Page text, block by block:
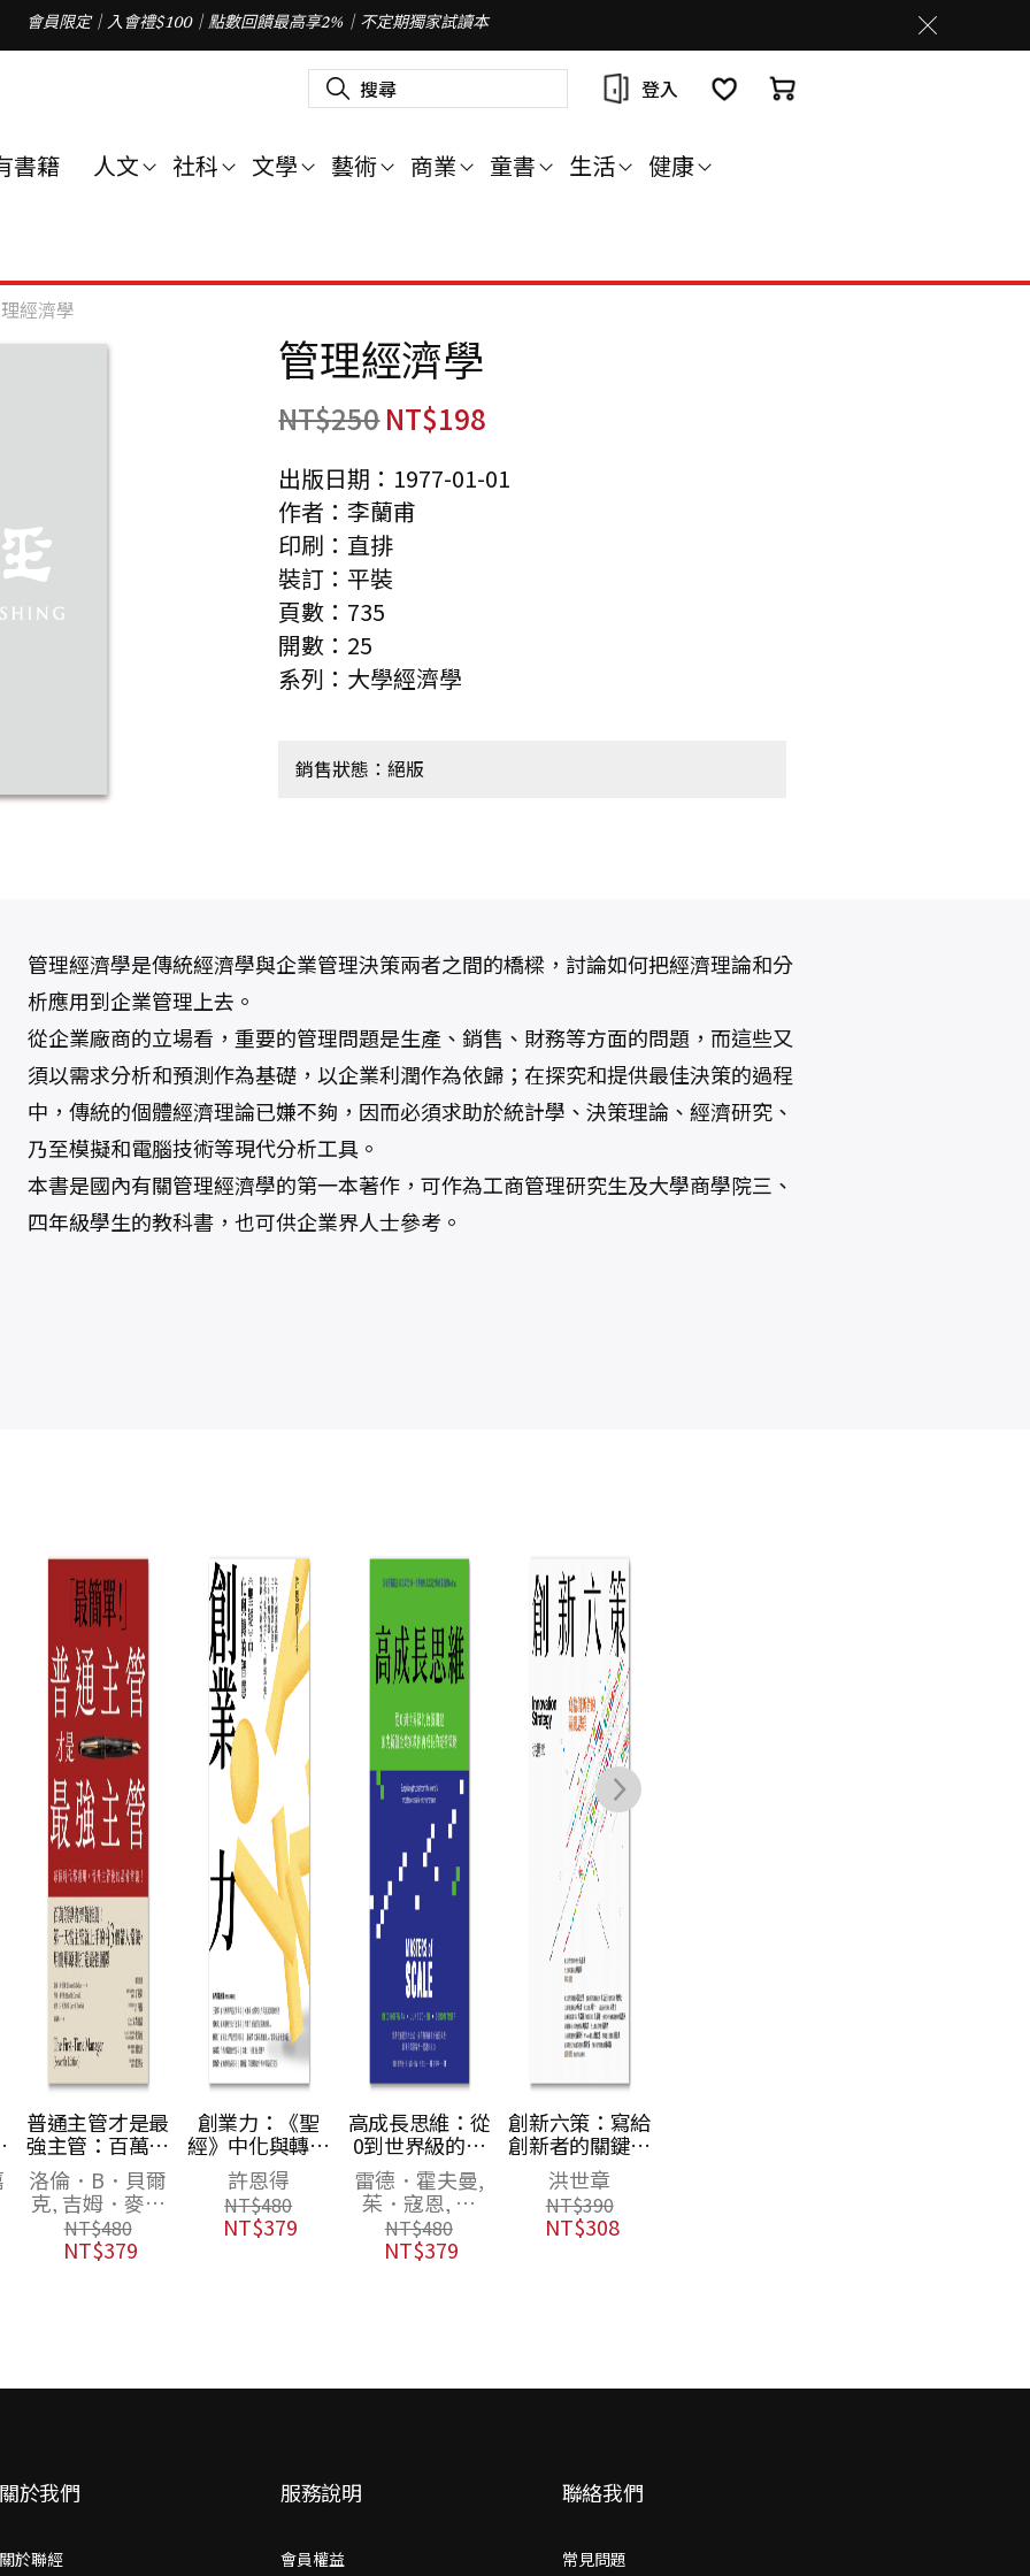
會員限定｜入會禮$100｜點數回饋最高享2%｜不定期獨家試讀本
搜
尋
字
登入
書籍 人文 社科 文學 藝術 商業 童書 生活 健康
經濟學
管理經濟學
NT$250NT$198
出版日期：1977-01-01
作者：李蘭甫
印刷：直排
裝訂：平裝
頁數：735
開數：25
系列：大學經濟學
銷售狀態：絕版
管理經濟學是傳統經濟學與企業管理決策兩者之間的橋樑，討論如何把經濟理論和分
析應用到企業管理上去。
從企業廠商的立場看，重要的管理問題是生產、銷售、財務等方面的問題，而這些又
須以需求分析和預測作為基礎，以企業利潤作為依歸；在探究和提供最佳決策的過程
中，傳統的個體經濟理論已嫌不夠，因而必須求助於統計學、決策理論、經濟研究、
乃至模擬和電腦技術等現代分析工具。
本書是國內有關管理經濟學的第一本著作，可作為工商管理研究生及大學商學院三、
四年級學生的教科書，也可供企業界人士參考。
普通主管才是最
強主管：百萬領
導者齊聲推薦！
第一天當主管就
上手的43個帶人
常識，用簡單原
則打造最強團隊
洛倫．B．貝爾
克, 吉姆．麥考
密克, 加里．S．
托普奇克
NT$480
NT$379
創業力：《聖
經》中化與轉的
智慧
許恩得
NT$480
NT$379
高成長思維：從
0到世界級的致
勝關鍵，頂尖新
創企業家教你再
成長的經營策略
雷德．霍夫曼,
茱．寇恩, 德
倫．特里夫
NT$480
NT$379
創新六策：寫給
創新者的關鍵思
維（二版）
洪世章
NT$390
NT$308
於我們
於聯經
服務說明
會員權益
聯絡我們
常見問題